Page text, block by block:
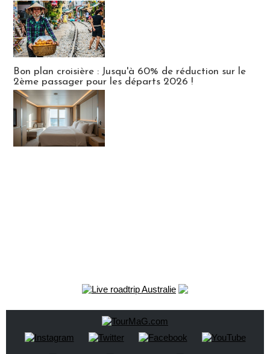
Bon plan croisière : Jusqu'à 60% de réduction sur le
2ème passager pour les départs 2026 !